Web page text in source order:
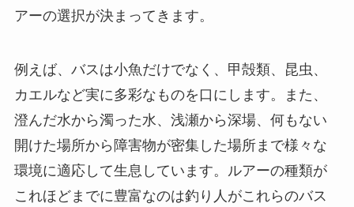
アーの選択が決まってきます。
例えば、バスは小魚だけでなく、甲殻類、昆虫、
カエルなど実に多彩なものを口にします。また、
澄んだ水から濁った水、浅瀬から深場、何もない
開けた場所から障害物が密集した場所まで様々な
環境に適応して生息しています。ルアーの種類が
これほどまでに豊富なのは釣り人がこれらのバス